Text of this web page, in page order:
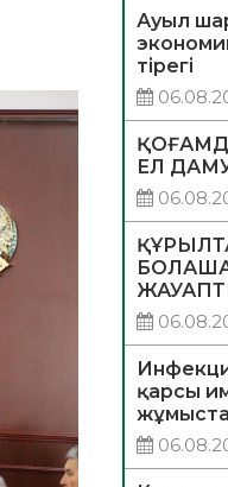
Ауыл
тірегі
ЕЛ
қарсы